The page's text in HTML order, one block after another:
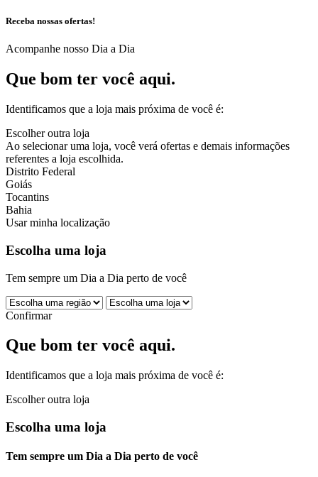
Receba nossas ofertas!
Acompanhe nosso Dia a Dia
Que bom ter você aqui.
Identificamos que a loja mais próxima de você é:
Escolher outra loja
Ao selecionar uma loja, você verá ofertas e demais informações
referentes a loja escolhida.
Distrito Federal
Goiás
Tocantins
Bahia
Usar minha localização
Escolha uma loja
Tem sempre um Dia a Dia perto de você
Confirmar
Que bom ter você aqui.
Identificamos que a loja mais próxima de você é:
Escolher outra loja
Escolha uma loja
Tem sempre um Dia a Dia perto de você